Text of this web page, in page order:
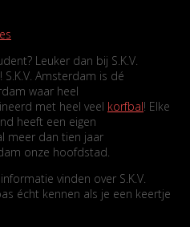
Leuker dan bij S.K.V.
Amsterdam is dé
waar heel
met heel veel korfbal! Elke
heeft een eigen
meer dan tien jaar
onze hoofdstad.
vinden over S.K.V.
écht kennen als je een keertje